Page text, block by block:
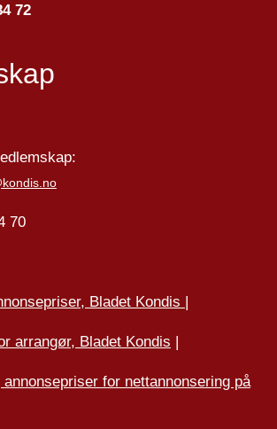
72
70
Bladet Kondis |
arrangør, Bladet Kondis |
for nettannonsering på